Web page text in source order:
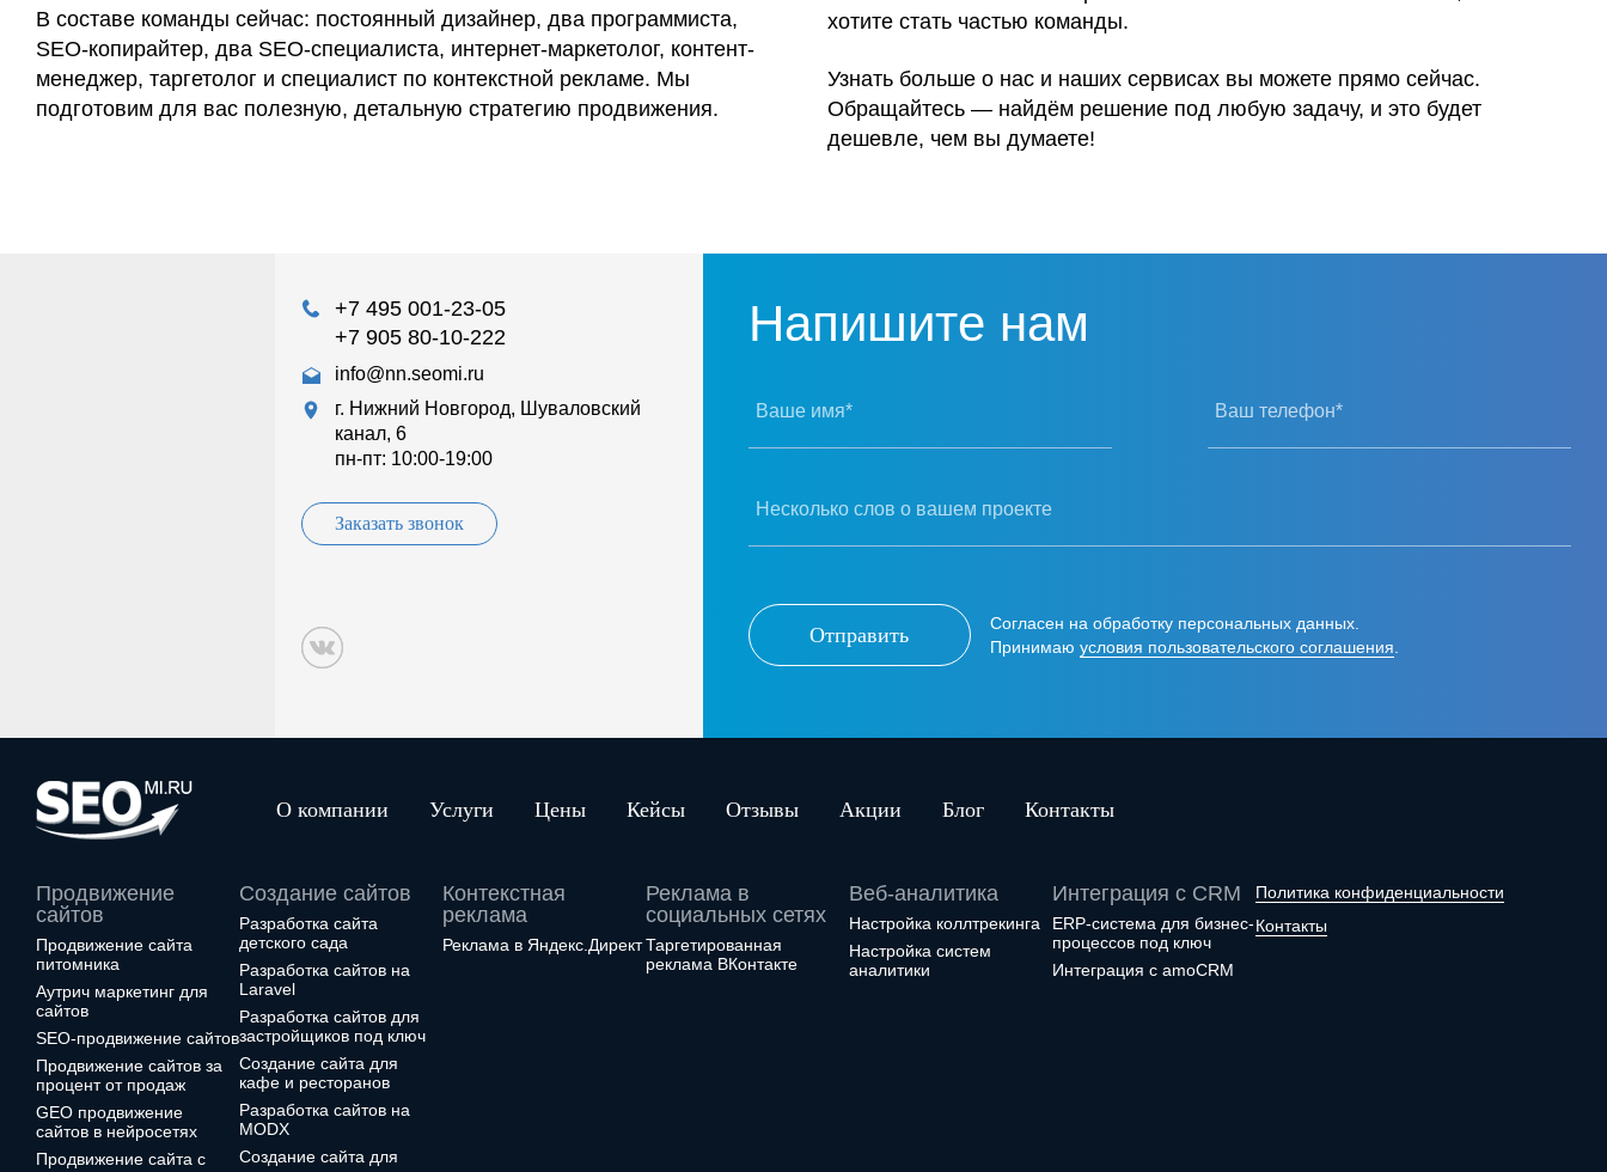
В составе команды сейчас: постоянный дизайнер, два программиста,
SEO-копирайтер, два SEO-специалиста, интернет-маркетолог, контент-
менеджер, таргетолог и специалист по контекстной рекламе. Мы
подготовим для вас полезную, детальную стратегию продвижения.
хотите стать частью команды.
Узнать больше о нас и наших сервисах вы можете прямо сейчас.
Обращайтесь — найдём решение под любую задачу, и это будет
дешевле, чем вы думаете!
+7 495 001-23-05
+7 905 80-10-222
info@nn.seomi.ru
г. Нижний Новгород, Шуваловский
канал, 6
пн-пт: 10:00-19:00
Заказать звонок
Напишите нам
Ваше имя* Ваш телефон*
Несколько слов о вашем проекте
Отправить
Согласен на обработку персональных данных.
Принимаю условия пользовательского соглашения.
О компании Услуги Цены Кейсы Отзывы Акции Блог Контакты
Продвижение
сайтов
Продвижение сайта
питомника
Аутрич маркетинг для
сайтов
SEO-продвижение сайтов
Продвижение сайтов за
процент от продаж
GEO продвижение
сайтов в нейросетях
Продвижение сайта с
Создание сайтов
Разработка сайта
детского сада
Разработка сайтов на
Laravel
Разработка сайтов для
застройщиков под ключ
Создание сайта для
кафе и ресторанов
Разработка сайтов на
MODX
Создание сайта для
Контекстная
реклама
Реклама в Яндекс.Директ
Реклама в
социальных сетях
Таргетированная
реклама ВКонтакте
Веб-аналитика
Настройка коллтрекинга
Настройка систем
аналитики
Интеграция с CRM
ERP-система для бизнес-
процессов под ключ
Интеграция с amoCRM
Политика конфиденциальности
Контакты